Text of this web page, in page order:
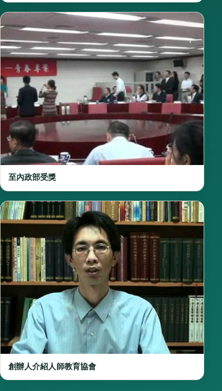
至內政部受獎
創辦人介紹人師教育協會